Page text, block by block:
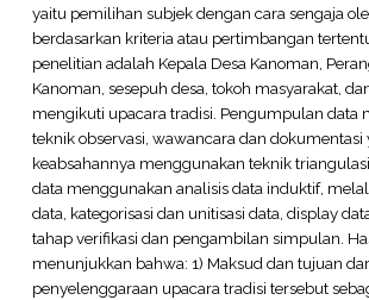
yaitu pemilihan subjek dengan cara sengaja
berdasarkan kriteria atau pertimbangan
penelitian adalah Kepala Desa Kanoman,
Kanoman, sesepuh desa, tokoh masyarakat,
mengikuti upacara tradisi. Pengumpulan data
teknik observasi, wawancara dan dokumentasi
keabsahannya menggunakan teknik
data menggunakan analisis data induktif,
data, kategorisasi dan unitisasi data, display
tahap verifikasi dan pengambilan simpulan.
menunjukkan bahwa: 1) Maksud dan tujuan
penyelenggaraan upacara tradisi tersebut